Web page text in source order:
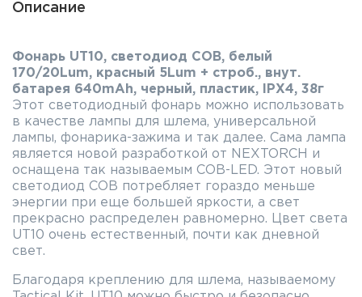
Описание
Фонарь UT10, светодиод COB, белый
170/20Lum, красный 5Lum + строб., внут.
батарея 640mAh, черный, пластик, IPX4, 38г
Этот светодиодный фонарь можно использовать
в качестве лампы для шлема, универсальной
лампы, фонарика-зажима и так далее. Сама лампа
является новой разработкой от NEXTORCH и
оснащена так называемым COB-LED. Этот новый
светодиод COB потребляет гораздо меньше
энергии при еще большей яркости, а свет
прекрасно распределен равномерно. Цвет света
UT10 очень естественный, почти как дневной
свет.
Благодаря креплению для шлема, называемому